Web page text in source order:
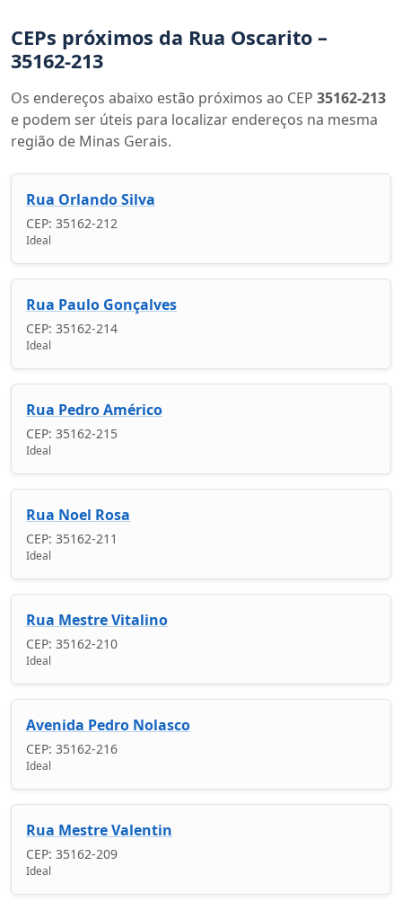
CEPs próximos da Rua Oscarito –
35162-213
Os endereços abaixo estão próximos ao CEP 35162-213
e podem ser úteis para localizar endereços na mesma
região de Minas Gerais.
Rua Orlando Silva
CEP: 35162-212
Ideal
Rua Paulo Gonçalves
CEP: 35162-214
Ideal
Rua Pedro Américo
CEP: 35162-215
Ideal
Rua Noel Rosa
CEP: 35162-211
Ideal
Rua Mestre Vitalino
CEP: 35162-210
Ideal
Avenida Pedro Nolasco
CEP: 35162-216
Ideal
Rua Mestre Valentin
CEP: 35162-209
Ideal